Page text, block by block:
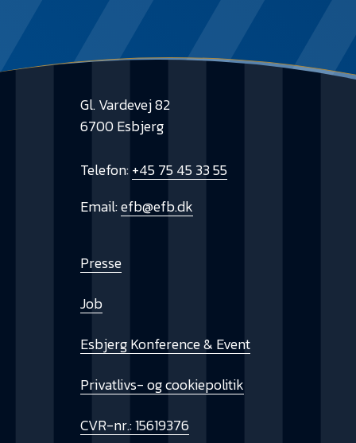
Gl. Vardevej 82
6700 Esbjerg
Telefon:+45 75 45 33 55
Email:efb@efb.dk
Presse
Job
Esbjerg Konference & Event
Privatlivs- og cookiepolitik
CVR-nr.: 15619376